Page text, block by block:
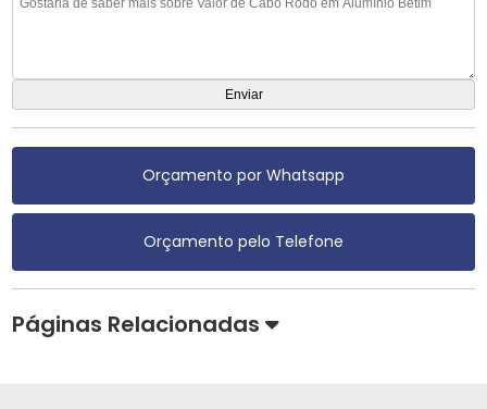
Orçamento por Whatsapp
Orçamento pelo Telefone
Páginas Relacionadas